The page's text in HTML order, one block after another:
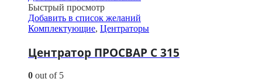
Быстрый просмотр
Добавить в список желаний
Комплектующие, Центраторы
Центратор ПРОСВАР С 315
0 out of 5